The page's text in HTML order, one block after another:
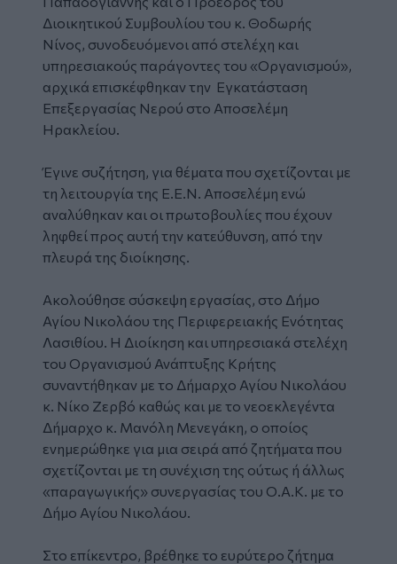
Διοικητικού Συμβουλίου του κ. Θοδωρής
Νίνος, συνοδευόμενοι από στελέχη και
υπηρεσιακούς παράγοντες του «Οργανισμού»,
αρχικά επισκέφθηκαν την Εγκατάσταση
Επεξεργασίας Νερού στο Αποσελέμη
Ηρακλείου.
Έγινε συζήτηση, για θέματα που σχετίζονται με
τη λειτουργία της Ε.Ε.Ν. Αποσελέμη ενώ
αναλύθηκαν και οι πρωτοβουλίες που έχουν
ληφθεί προς αυτή την κατεύθυνση, από την
πλευρά της διοίκησης.
Ακολούθησε σύσκεψη εργασίας, στο Δήμο
Αγίου Νικολάου της Περιφερειακής Ενότητας
Λασιθίου. Η Διοίκηση και υπηρεσιακά στελέχη
του Οργανισμού Ανάπτυξης Κρήτης
συναντήθηκαν με το Δήμαρχο Αγίου Νικολάου
κ. Νίκο Ζερβό καθώς και με το νεοεκλεγέντα
Δήμαρχο κ. Μανόλη Μενεγάκη, ο οποίος
ενημερώθηκε για μια σειρά από ζητήματα που
σχετίζονται με τη συνέχιση της ούτως ή άλλως
«παραγωγικής» συνεργασίας του Ο.Α.Κ. με το
Δήμο Αγίου Νικολάου.
Στο επίκεντρο, βρέθηκε το ευρύτερο ζήτημα